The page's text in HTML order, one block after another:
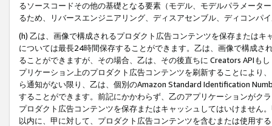
るソースコードその他の基礎となる要素（モデル、モデルパラメータ
るため、リバースエンジニアリング、ディスアセンブル、ディコンパ
(h) 乙は、画像で構成されるプロダクト広告コンテンツを保存または
については最長24時間保存することができます。乙は、画像で構成
ることができますが、その場合、乙は、その後直ちに Creators APIも
プリケーション上のプロダクト広告コンテンツを刷新することにより
ら通知がない限り、乙は、個別のAmazon Standard Identification
することができます。前記にかかわらず、乙のアプリケーションがク
プロダクト広告コンテンツを保存またはキャッシュしてはいけません
以内に、甲に対して、プロダクト広告コンテンツを含むまたは使用す